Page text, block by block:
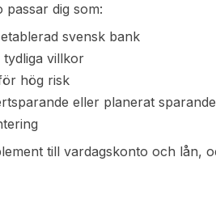
dig som:
svensk bank
villkor
hög risk
eller planerat sparande
till vardagskonto och lån,